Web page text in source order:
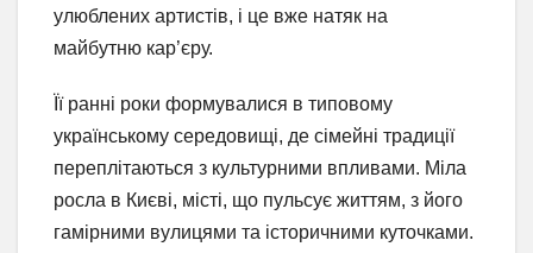
улюблених артистів, і це вже натяк на
майбутню кар’єру.
Її ранні роки формувалися в типовому
українському середовищі, де сімейні традиції
переплітаються з культурними впливами. Міла
росла в Києві, місті, що пульсує життям, з його
гамірними вулицями та історичними куточками.